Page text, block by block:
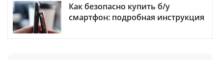
Как безопасно купить б/у
смартфон: подробная инструкция